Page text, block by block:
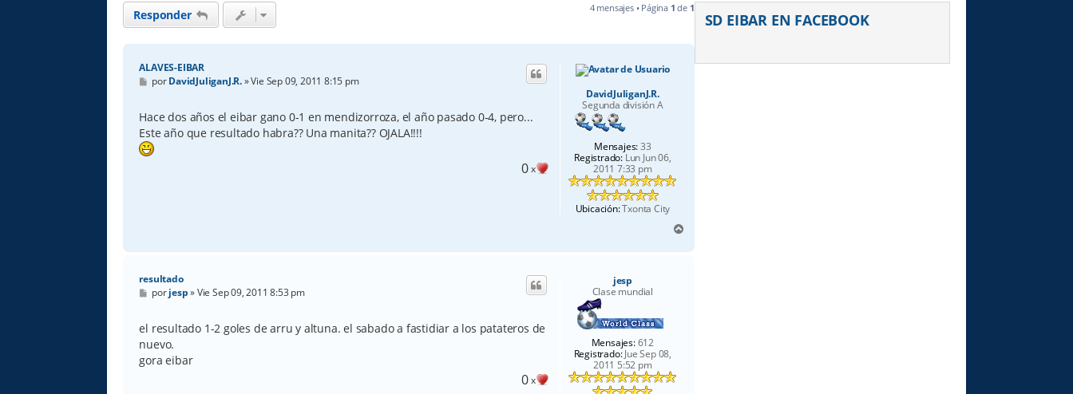
Responder 4 mensajes • Página 1 de 1
DavidJuliganJ.R.
Segunda división A
Mensajes:33
Registrado:Lun Jun 06,
2011 7:33 pm
Ubicación:Txonta City
ALAVES-EIBAR
M
e
s
a
j
e
porDavidJuliganJ.R.»Vie Sep 09, 2011 8:15 pm
Hace dos años el eibar gano 0-1 en mendizorroza, el año pasado 0-4, pero...
Este año que resultado habra?? Una manita?? OJALA!!!!
0x
r
jesp
Clase mundial
Mensajes:612
Registrado:Jue Sep 08,
2011 5:52 pm
resultado
M
e
s
a
j
e
porjesp»Vie Sep 09, 2011 8:53 pm
el resultado 1-2 goles de arru y altuna. el sabado a fastidiar a los patateros de
nuevo.
gora eibar
0x
SD EIBAR EN FACEBOOK